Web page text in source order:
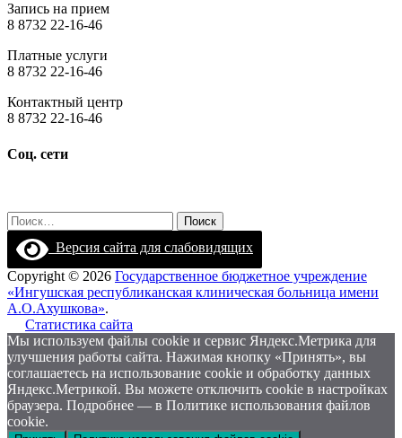
Запись на прием
8 8732 22-16-46
Платные услуги
8 8732 22-16-46
Контактный центр
8 8732 22-16-46
Соц. сети
Найти:
Версия сайта для слабовидящих
Copyright © 2026 Государственное бюджетное учреждение
«Ингушская республиканская клиническая больница имени
А.О.Ахушкова».
Статистика сайта
Мы используем файлы cookie и сервис Яндекс.Метрика для
улучшения работы сайта. Нажимая кнопку «Принять», вы
соглашаетесь на использование cookie и обработку данных
Яндекс.Метрикой. Вы можете отключить cookie в настройках
браузера. Подробнее — в Политике использования файлов
cookie.